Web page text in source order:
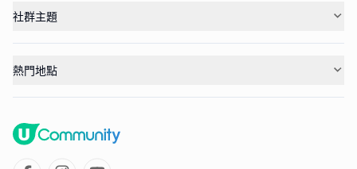
社群主題
熱門地點